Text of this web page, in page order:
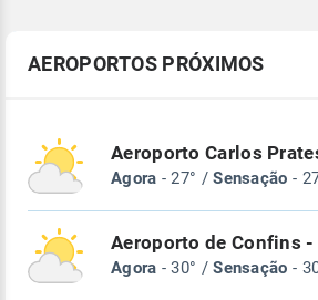
AEROPORTOS PRÓXIMOS
Aeroporto Carlos
Agora - 27° /Sensação -
Aeroporto de Confins -
Agora - 30° /Sensação -